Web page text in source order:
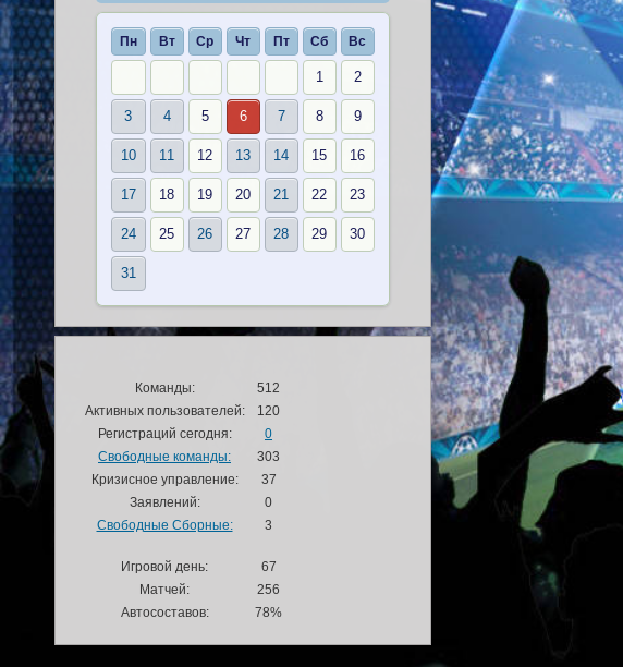
Пн Вт Ср Чт Пт Сб Вс
1 2
3 4 5 6 7 8 9
10 11 12 13 14 15 16
17 18 19 20 21 22 23
24 25 26 27 28 29 30
31
Команды:
512
Активных пользователей:
120
Регистраций сегодня:
0
Свободные команды:
303
Кризисное управление:
37
Заявлений:
0
Свободные Сборные:
3
Игровой день:
67
Матчей:
256
Автосоставов:
78%